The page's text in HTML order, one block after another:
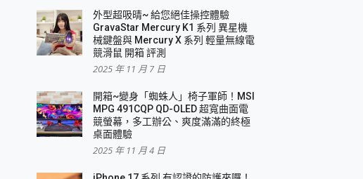
外型超吸晴~ 給您絕佳操控體驗
GravaStar Mercury K1 系列 異星機
械鍵盤與 Mercury X 系列 輕量無線電
競滑鼠 開箱 評測
2025 年 11 月 7 日
開箱~變身「蜘蛛人」椅子軍師！MSI
MPG 491CQP QD-OLED 超寬曲面電
競螢幕，多工辦公、爽度滿滿的終極
桌面體驗
2025 年 11 月 4 日